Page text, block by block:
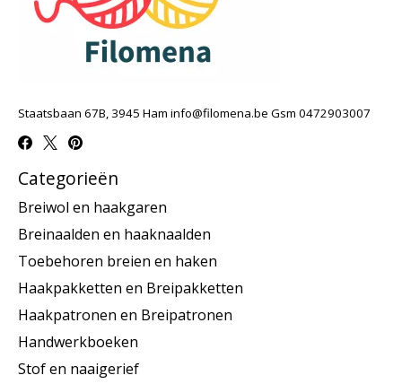
Staatsbaan 67B, 3945 Ham info@filomena.be Gsm 0472903007
Categorieën
Breiwol en haakgaren
Breinaalden en haaknaalden
Toebehoren breien en haken
Haakpakketten en Breipakketten
Haakpatronen en Breipatronen
Handwerkboeken
Stof en naaigerief